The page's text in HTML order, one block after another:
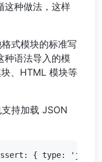
这种做法，这样
式模块的标准写
种语法导入的模
、HTML 模块等
持加载 JSON